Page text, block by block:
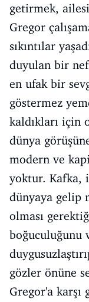
getirmek,
Gregor
sıkıntılar
duyulan bir
en ufak bir
göstermez
kaldıkları için
dünya
modern ve
yoktur. Kafka,
dünyaya gelip
olması
boğuculuğunu
gözler önüne
Gregor'a karşı